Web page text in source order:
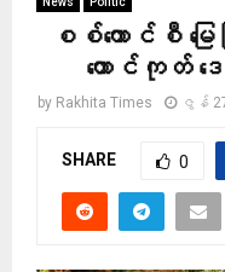
စစ်ကောင်စီ မြေ
တောင်ကုတ်
by Rakhita Times ဇွန်
SHARE 0